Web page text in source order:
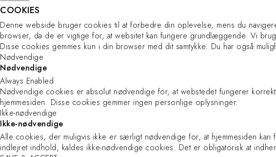
COOKIES
Denne webside bruger cookies til at forbedre din oplevelse, mens du
browser, da de er vigtige for, at websitet kan fungere grundlæggende. Vi
Disse cookies gemmes kun i din browser med dit samtykke. Du har også
Nødvendige
Nødvendige
Always Enabled
Nødvendige cookies er absolut nødvendige for, at webstedet fungerer
hjemmesiden. Disse cookies gemmer ingen personlige oplysninger.
Ikke-nødvendige
Ikke-nødvendige
Alle cookies, der muligvis ikke er særligt nødvendige for, at hjemmesiden
indlejret indhold, kaldes ikke-nødvendige cookies. Det er obligatorisk at